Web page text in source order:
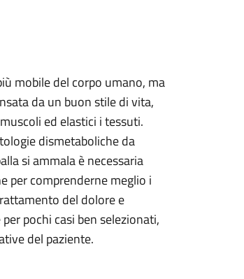
mobile del corpo umano, ma
da un buon stile di vita,
ed elastici i tessuti.
dismetaboliche da
si ammala è necessaria
per comprenderne meglio i
del dolore e
pochi casi ben selezionati,
del paziente.